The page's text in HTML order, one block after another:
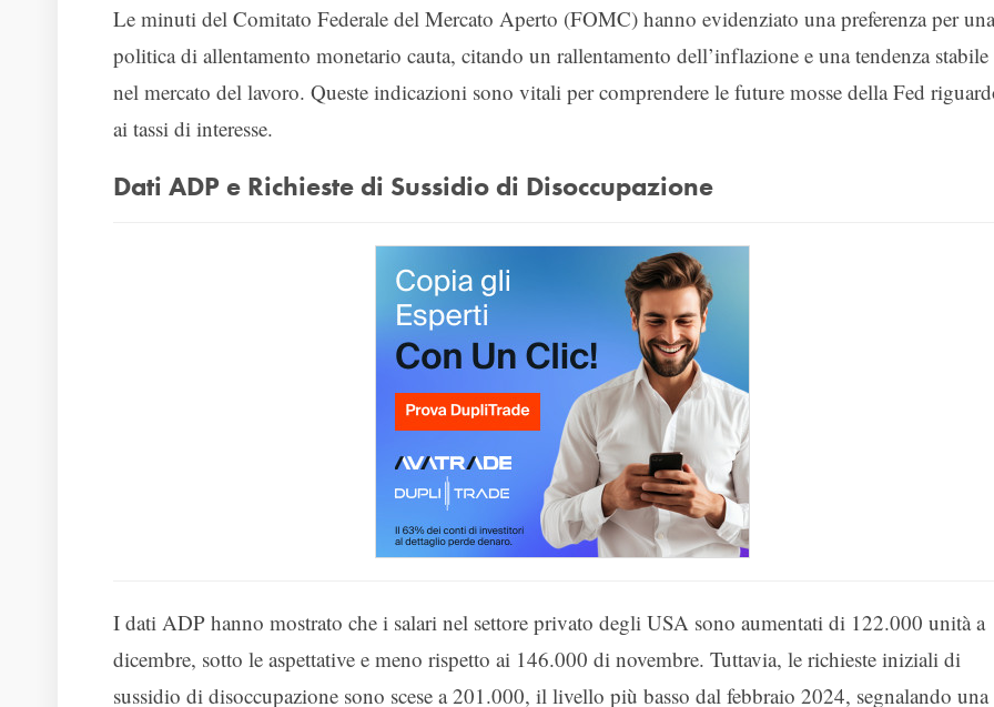
Le minuti del Comitato Federale del Mercato Aperto (FOMC) hanno evidenziato una preferenza per una
politica di allentamento monetario cauta, citando un rallentamento dell’inflazione e una tendenza stabile
nel mercato del lavoro. Queste indicazioni sono vitali per comprendere le future mosse della Fed
ai tassi di interesse.
Dati ADP e Richieste di Sussidio di Disoccupazione
I dati ADP hanno mostrato che i salari nel settore privato degli USA sono aumentati di 122.000 unità a
dicembre, sotto le aspettative e meno rispetto ai 146.000 di novembre. Tuttavia, le richieste iniziali di
sussidio di disoccupazione sono scese a 201.000, il livello più basso dal febbraio 2024, segnalando una